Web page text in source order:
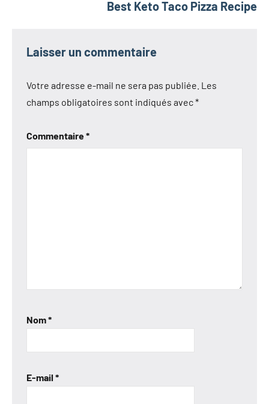
Best Keto Taco Pizza Recipe
Laisser un commentaire
Votre adresse e-mail ne sera pas publiée. Les
champs obligatoires sont indiqués avec*
Commentaire*
Nom*
E-mail *